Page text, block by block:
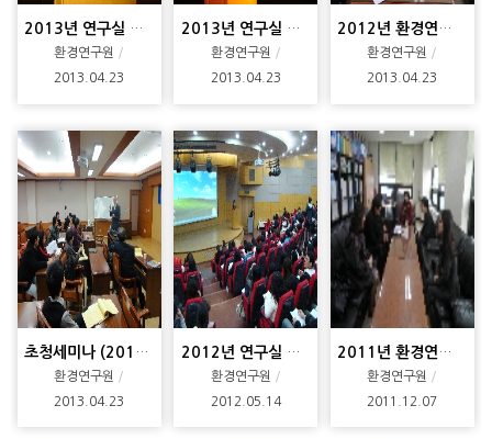
2013년 연구실 안전교육 (2차)
환경연구원
2013.04.23
2013년 연구실 안전교육 (1차)
환경연구원
2013.04.23
2012년 환경연구학술상 시상식
환경연구원
2013.04.23
초청세미나 (2012.11.22)
환경연구원
2013.04.23
2012년 연구실 안전교육
환경연구원
2012.05.14
2011년 환경연구학술상 시상식
환경연구원
2011.12.07